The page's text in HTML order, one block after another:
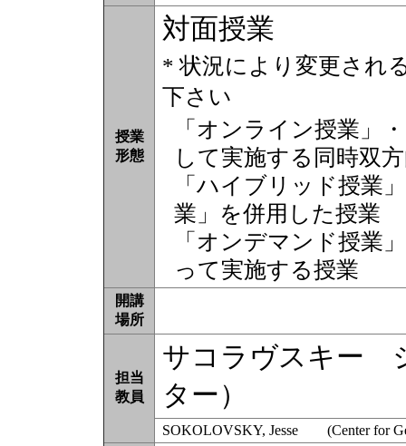
授業
形態
対面授業
* 状況により変更され
下さい
「オンライン授業」
して実施する同時双
「ハイブリッド授業
業」を併用した授業
「オンデマンド授業
って実施する授業
開講
場所
担当
教員
サコラヴスキー
ター）
SOKOLOVSKY, Jesse (Center for